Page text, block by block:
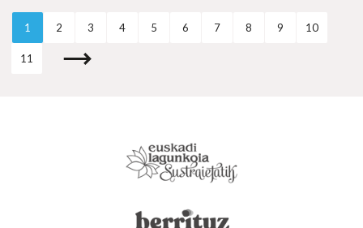
1 2 3 4 5 6 7 8 9 10
11